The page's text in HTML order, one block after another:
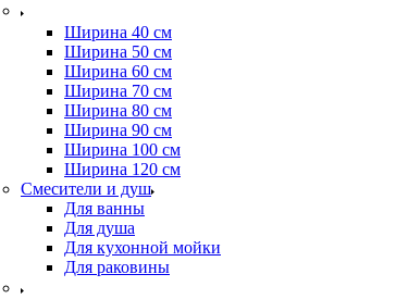
Ширина 40 см
Ширина 50 см
Ширина 60 см
Ширина 70 см
Ширина 80 см
Ширина 90 см
Ширина 100 см
Ширина 120 см
Смесители и душ
Для ванны
Для душа
Для кухонной мойки
Для раковины